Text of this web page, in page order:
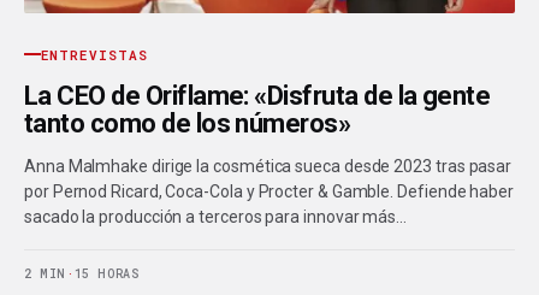
ENTREVISTAS
La CEO de Oriflame: «Disfruta de la gente
tanto como de los números»
Anna Malmhake dirige la cosmética sueca desde 2023 tras pasar
por Pernod Ricard, Coca-Cola y Procter & Gamble. Defiende haber
sacado la producción a terceros para innovar más…
2 MIN · 15 HORAS